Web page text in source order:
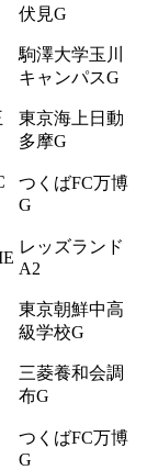
伏見G
駒澤大学玉川
キャンパスG
東京海上日動
多摩G
つくばFC万博
G
レッズランド
A2
東京朝鮮中高
級学校G
三菱養和会調
布G
つくばFC万博
G